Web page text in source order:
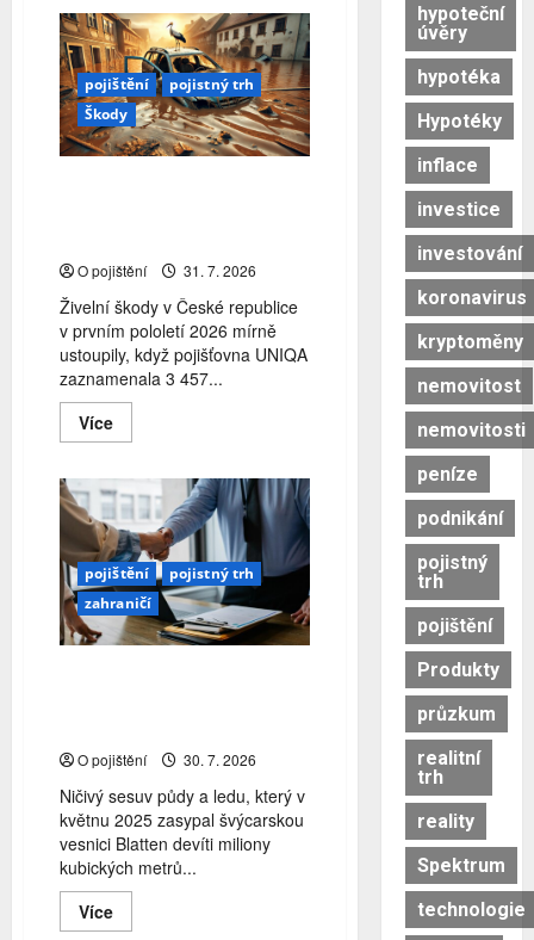
MetLife
má
již
7.
titul
Czech
Superbrands
pojištění
pojistný trh
Škody
O pojištění 31. 7. 2026
Živelní škody v České republice
v prvním pololetí 2026 mírně
ustoupily, když pojišťovna UNIQA
zaznamenala 3 457...
VíceRead
more
škody
mírně
ustoupily.
Problémy
způsobily
kroupy
a
přívalové
deště
pojištění
pojistný trh
zahraničí
O pojištění 30. 7. 2026
Ničivý sesuv půdy a ledu, který v
květnu 2025 zasypal švýcarskou
vesnici Blatten devíti miliony
kubických metrů...
VíceRead
more
hypoteční
úvěry
hypotéka
Hypotéky
inflace
investice
investování
koronavirus
kryptoměny
nemovitost
nemovitosti
peníze
podnikání
pojistný
trh
pojištění
Produkty
průzkum
realitní
trh
reality
Spektrum
technologie